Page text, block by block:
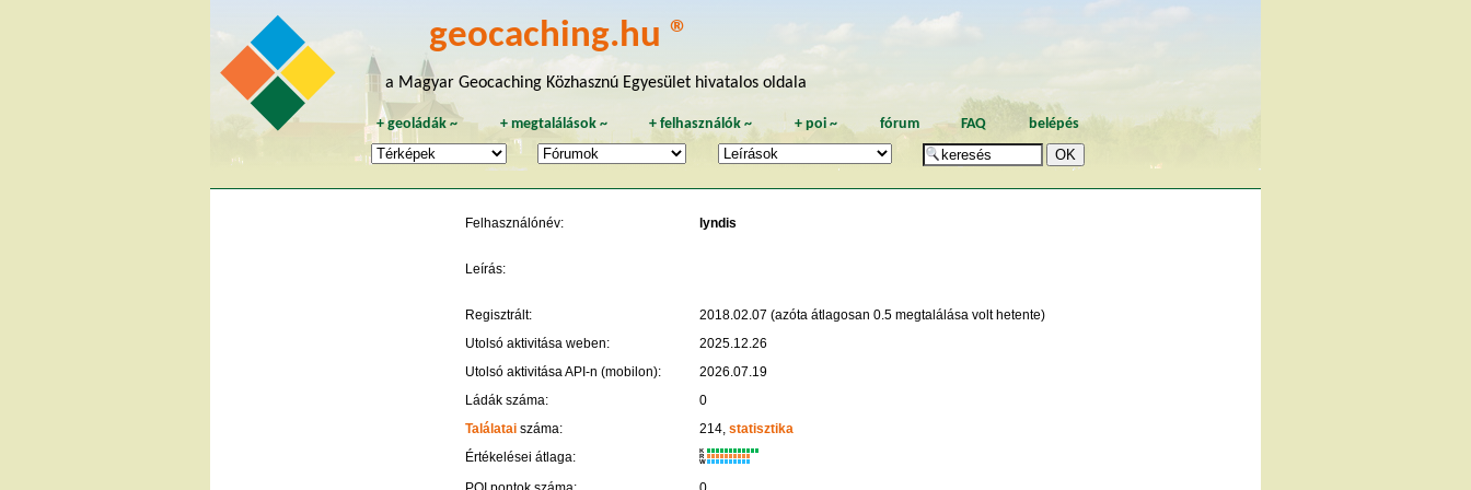
geocaching.hu ®
a Magyar Geocaching Közhasznú Egyesület hivatalos oldala
+geoládák ~ +megtalálások~ +felhasználók ~ +poi~ fórum FAQ belépés
Felhasználónév: lyndis
Leírás:
Regisztrált:
2018.02.07 (azóta átlagosan 0.5 megtalálása volt hetente)
Utolsó aktivitása weben:
2025.12.26
Utolsó aktivitása API-n (mobilon):
2026.07.19
Ládák száma:
0
Találatai száma: 214, statisztika
Értékelései átlaga:
K
R
W